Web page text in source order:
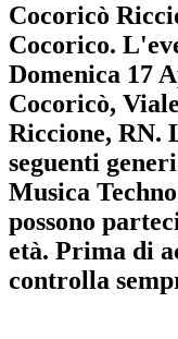
Cocoricò
Cocorico.
Domenica 17
Cocoricò,
Riccione, RN.
seguenti
Musica Techno
possono
età. Prima di
controlla